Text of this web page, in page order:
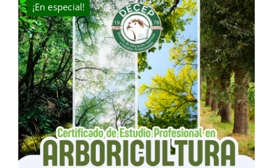
¡En especial!